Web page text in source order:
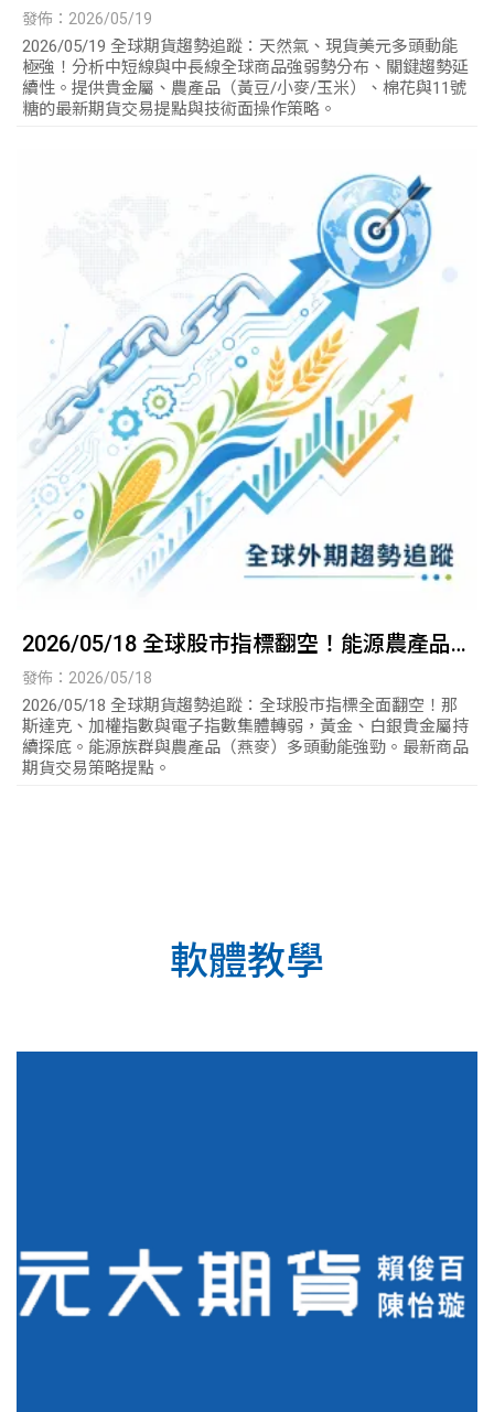
噴發 ?，美債、貴金屬持續探底
發佈：2026/05/19
2026/05/19 全球期貨趨勢追蹤：天然氣、現貨美元多頭動能
極強！分析中短線與中長線全球商品強弱勢分布、關鍵趨勢延
續性。提供貴金屬、農產品（黃豆/小麥/玉米）、棉花與11號
糖的最新期貨交易提點與技術面操作策略。
2026/05/18 全球股市指標翻空！能源農產品
逆勢突圍
發佈：2026/05/18
2026/05/18 全球期貨趨勢追蹤：全球股市指標全面翻空！那
斯達克、加權指數與電子指數集體轉弱，黃金、白銀貴金屬持
續探底。能源族群與農產品（燕麥）多頭動能強勁。最新商品
期貨交易策略提點。